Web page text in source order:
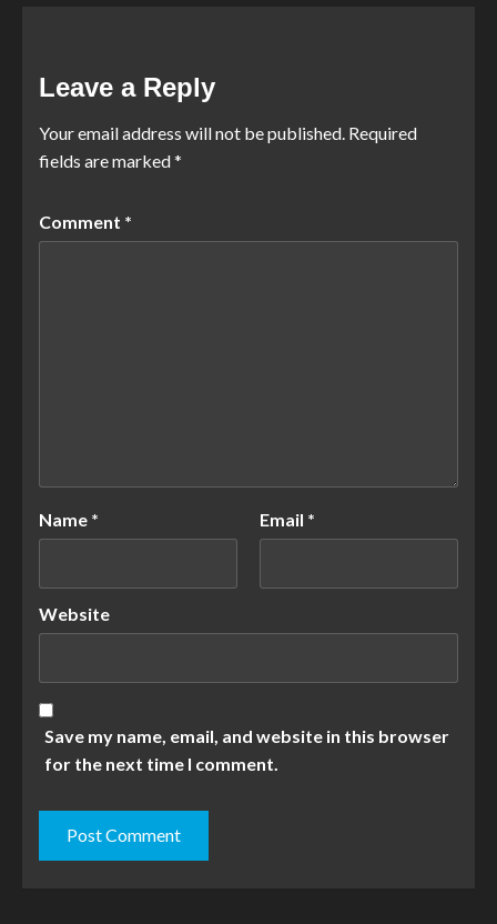
Leave a Reply
Your email address will not be published. Required
fields are marked*
Comment *
Name * Email *
Website
Save my name, email, and website in this browser
for the next time I comment.